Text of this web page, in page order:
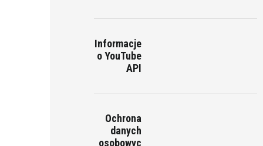
Informacje
o YouTube
API
Ochrona
danych
osobowyc